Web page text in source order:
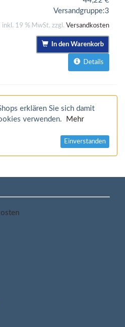
Versandgruppe:3
inkl. 19 % MwSt. zzgl. Versandkosten
In den Warenkorb
Details
erklären Sie sich damit
verwenden.
Mehr
Einverstanden